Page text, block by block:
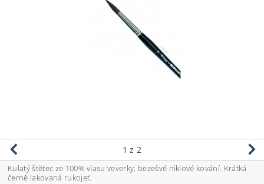
1 z 2
Kulatý štětec ze 100% vlasu veverky, bezešvé niklové kování. Krátká
černě lakovaná rukojeť.